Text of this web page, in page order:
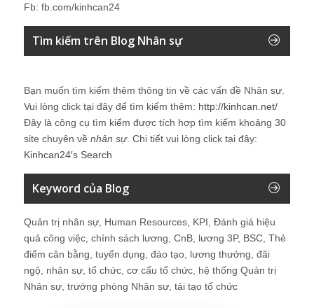
Fb: fb.com/kinhcan24
Tìm kiếm trên Blog Nhân sự
Bạn muốn tìm kiếm thêm thông tin về các vấn đề Nhân sự
Vui lòng click tại đây để tìm kiếm thêm: http://kinhcan.net/
Đây là công cụ tìm kiếm được tích hợp tìm kiếm khoảng 30
site chuyên về nhân sự. Chi tiết vui lòng click tại đây:
Kinhcan24′s Search
Keyword của Blog
Quản trị nhân sự, Human Resources, KPI, Đánh giá hiệu
quả công việc, chính sách lương, CnB, lương 3P, BSC, Thẻ
điểm cân bằng, tuyển dụng, đào tạo, lương thưởng, đãi
ngộ, nhân sự, tổ chức, cơ cấu tổ chức, hệ thống Quản trị
Nhân sự, trưởng phòng Nhân sự, tái tạo tổ chức